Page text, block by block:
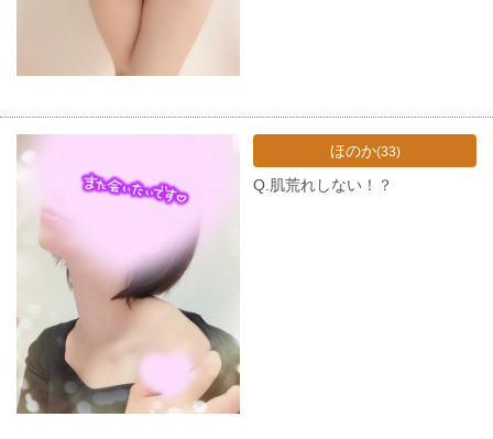
ほのか(33)
Q.肌荒れしない！？